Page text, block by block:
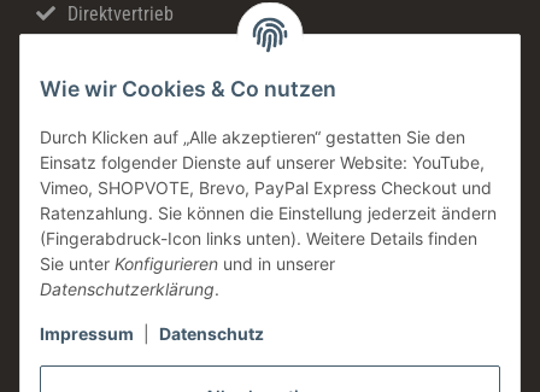
Wie wir Cookies & Co nutzen
Durch Klicken auf „Alle akzeptieren“ gestatten Sie den
Einsatz folgender Dienste auf unserer Website: YouTube,
Vimeo, SHOPVOTE, Brevo, PayPal Express Checkout und
Ratenzahlung. Sie können die Einstellung jederzeit ändern
(Fingerabdruck-Icon links unten). Weitere Details finden
Sie unter Konfigurieren und in unserer
Datenschutzerklärung.
Impressum Datenschutz
Direktvertrieb
Made in Germany
Familienunternehmen
Zahntechnische Beratung
DE & AT Versandkostenfrei ab 200 € / netto
Informationen
Rechtliches